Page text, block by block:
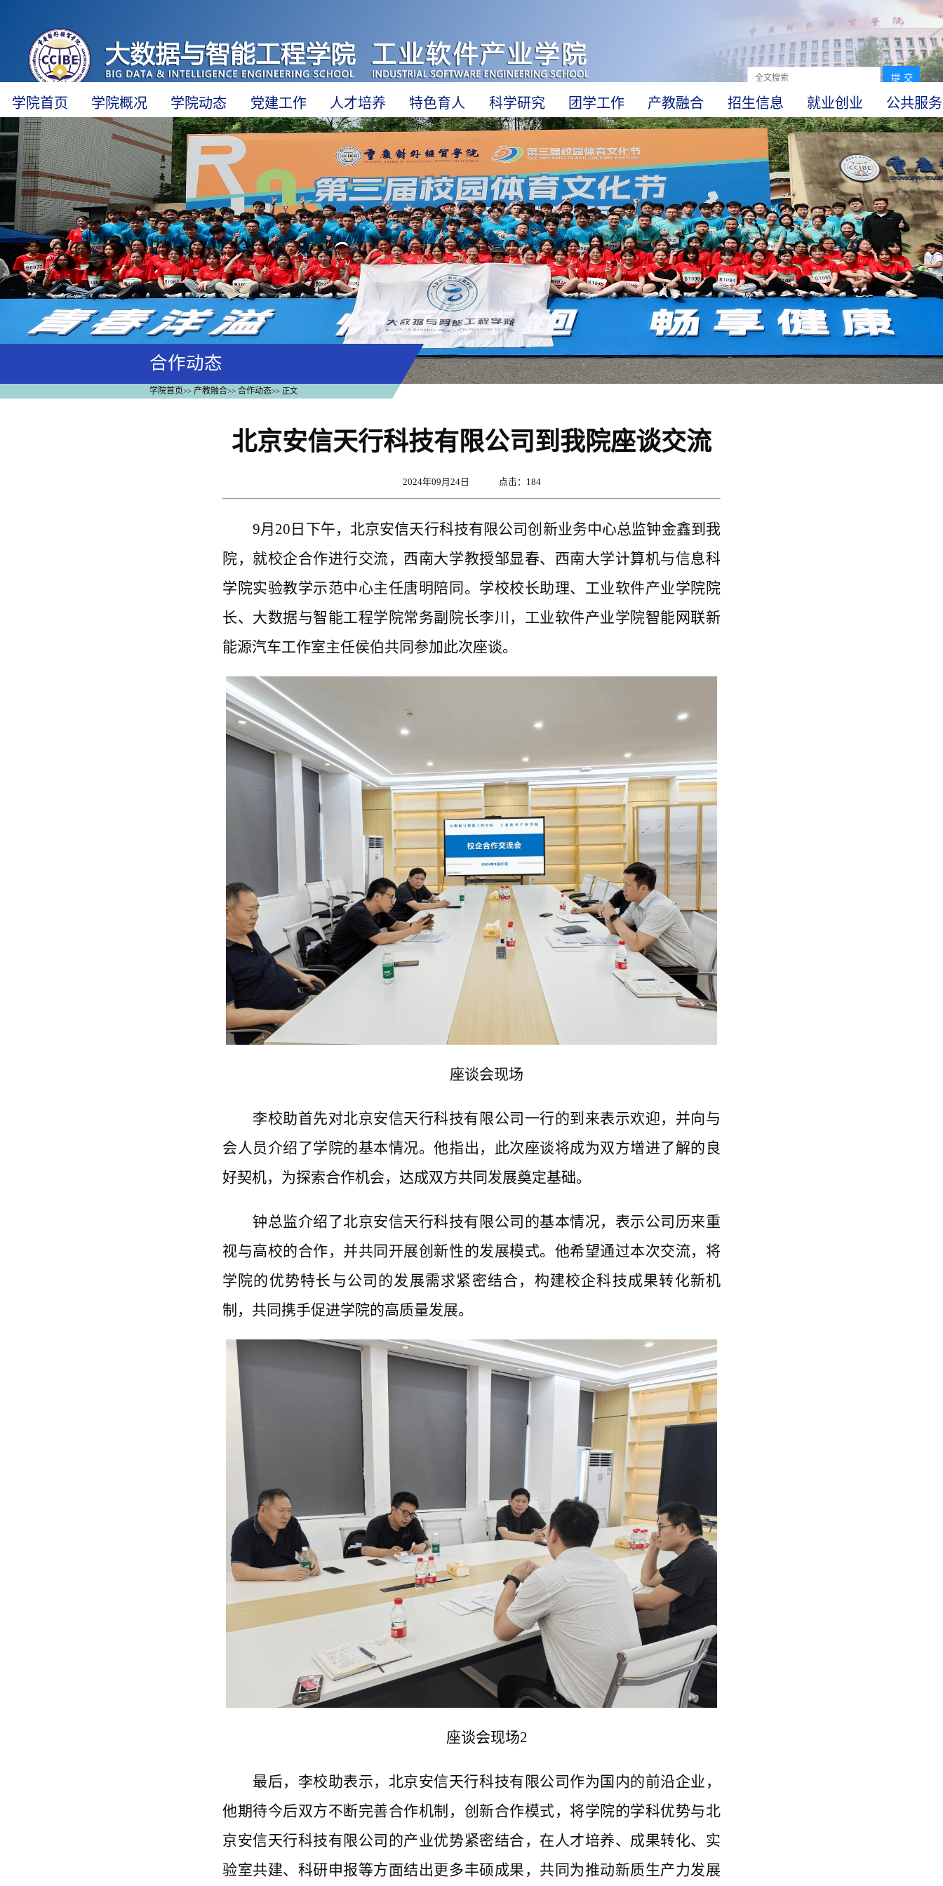
学院首页 学院概况 学院动态 党建工作 人才培养 特色育人 科学研究 团学工作 产教融合 招生信息 就业创业 公共服务
合作动态
学院首页>> 产教融合>> 合作动态>> 正文
北京安信天行科技有限公司到我院座谈交流
2024年09月24日 点击： 184
9月20日下午，北京安信天行科技有限公司创新业务中心总监钟金鑫到我
院，就校企合作进行交流，西南大学教授邹显春、西南大学计算机与信息科
学院实验教学示范中心主任唐明陪同。学校校长助理、工业软件产业学院院
长、大数据与智能工程学院常务副院长李川，工业软件产业学院智能网联新
能源汽车工作室主任侯伯共同参加此次座谈。
座谈会现场
李校助首先对北京安信天行科技有限公司一行的到来表示欢迎，并向与
会人员介绍了学院的基本情况。他指出，此次座谈将成为双方增进了解的良
好契机，为探索合作机会，达成双方共同发展奠定基础。
钟总监介绍了北京安信天行科技有限公司的基本情况，表示公司历来重
视与高校的合作，并共同开展创新性的发展模式。他希望通过本次交流，将
学院的优势特长与公司的发展需求紧密结合，构建校企科技成果转化新机
制，共同携手促进学院的高质量发展。
座谈会现场2
最后，李校助表示，北京安信天行科技有限公司作为国内的前沿企业，
他期待今后双方不断完善合作机制，创新合作模式，将学院的学科优势与北
京安信天行科技有限公司的产业优势紧密结合，在人才培养、成果转化、实
验室共建、科研申报等方面结出更多丰硕成果，共同为推动新质生产力发展